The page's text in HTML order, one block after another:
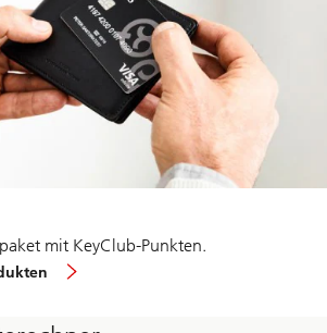
mit KeyClub-Punkten.